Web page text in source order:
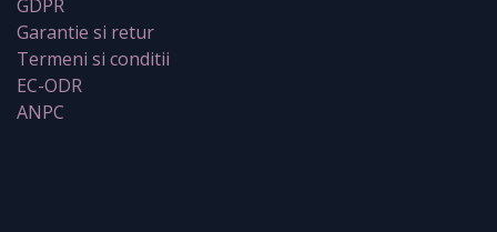
GDPR
Garantie si retur
Termeni si conditii
EC-ODR
ANPC